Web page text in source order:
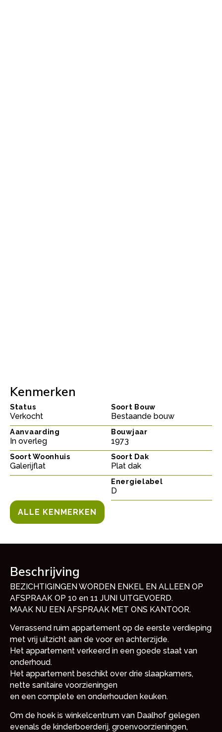
Kenmerken
Status
Verkocht
Aanvaarding
In overleg
Soort Woonhuis
Galerijflat
Soort Bouw
Bestaande bouw
Bouwjaar
1973
Soort Dak
Plat dak
Energielabel
D
ALLE KENMERKEN
Beschrijving
BEZICHTIGINGEN WORDEN ENKEL EN ALLEEN OP
AFSPRAAK OP 10 en 11 JUNI UITGEVOERD.
MAAK NU EEN AFSPRAAK MET ONS KANTOOR.
Verrassend ruim appartement op de eerste verdieping
met vrij uitzicht aan de voor en achterzijde.
Het appartement verkeerd in een goede staat van
onderhoud.
Het appartement beschikt over drie slaapkamers,
nette sanitaire voorzieningen
en een complete en onderhouden keuken.
Om de hoek is winkelcentrum van Daalhof gelegen
evenals de kinderboerderij, groenvoorzieningen,